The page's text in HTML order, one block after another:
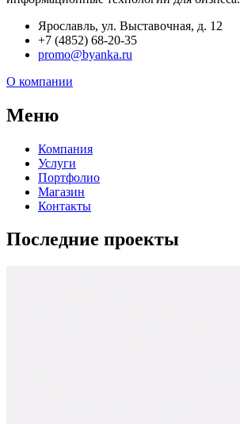
Ярославль, ул. Выставочная, д. 12
+7 (4852) 68-20-35
promo@byanka.ru
О компании
Меню
Компания
Услуги
Портфолио
Магазин
Контакты
Последние проекты